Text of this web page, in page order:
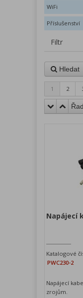
WiFi
Příslušenství
Filtr
Hledat
1 2
Napájecí
Katalogové
PWC230-2
Napájecí
zrojům.